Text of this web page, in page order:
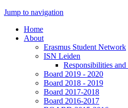
Jump to navigation
Home
About
Erasmus Student Network
ISN Leiden
Responsibilities
Board 2019 - 2020
Board 2018 - 2019
Board 2017-2018
Board 2016-2017